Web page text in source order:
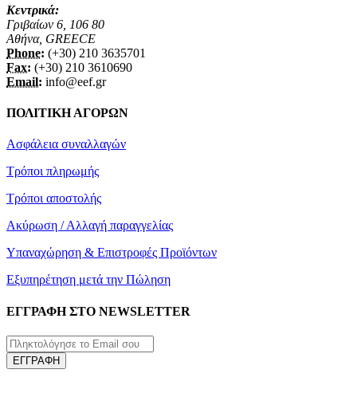
Κεντρικά:
Γριβαίων 6, 106 80
Αθήνα, GREECE
Phone: (+30) 210 3635701
Fax: (+30) 210 3610690
Email: info@eef.gr
ΠΟΛΙΤΙΚΗ ΑΓΟΡΩΝ
Ασφάλεια συναλλαγών
Τρόποι πληρωμής
Τρόποι αποστολής
Ακύρωση / Αλλαγή παραγγελίας
Υπαναχώρηση & Επιστροφές Προϊόντων
Εξυπηρέτηση μετά την Πώληση
ΕΓΓΡΑΦΗ ΣΤΟ NEWSLETTER
ΕΓΓΡΑΦΗ